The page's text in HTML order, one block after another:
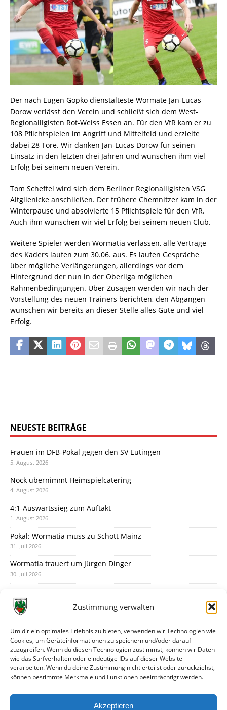
Zustimmung verwalten
Um dir ein optimales Erlebnis zu bieten, verwenden wir Technologien wie
Cookies, um Geräteinformationen zu speichern und/oder darauf
zuzugreifen. Wenn du diesen Technologien zustimmst, können wir Daten
wie das Surfverhalten oder eindeutige IDs auf dieser Website
verarbeiten. Wenn du deine Zustimmung nicht erteilst oder zurückziehst,
können bestimmte Merkmale und Funktionen beeinträchtigt werden.
Akzeptieren
Der nach Eugen Gopko dienstälteste Wormate Jan-Lucas
Dorow verlässt den Verein und schließt sich dem West-
Regionalligisten Rot-Weiss Essen an. Für den VfR kam er zu
108 Pflichtspielen im Angriff und Mittelfeld und erzielte
dabei 28 Tore. Wir danken Jan-Lucas Dorow für seinen
Einsatz in den letzten drei Jahren und wünschen ihm viel
Erfolg bei seinem neuen Verein.
Tom Scheffel wird sich dem Berliner Regionalligisten VSG
Altglienicke anschließen. Der frühere Chemnitzer kam in der
Winterpause und absolvierte 15 Pflichtspiele für den VfR.
Auch ihm wünschen wir viel Erfolg bei seinem neuen Club.
Weitere Spieler werden Wormatia verlassen, alle Verträge
des Kaders laufen zum 30.06. aus. Es laufen Gespräche
über mögliche Verlängerungen, allerdings vor dem
Hintergrund der nun in der Oberliga möglichen
Rahmenbedingungen. Über Zusagen werden wir nach der
Vorstellung des neuen Trainers berichten, den Abgängen
wünschen wir bereits an dieser Stelle alles Gute und viel
Erfolg.
NEUESTE BEITRÄGE
Frauen im DFB-Pokal gegen den SV Eutingen
5. August 2026
Nock übernimmt Heimspielcatering
4. August 2026
4:1-Auswärtssieg zum Auftakt
1. August 2026
Pokal: Wormatia muss zu Schott Mainz
31. Juli 2026
Wormatia trauert um Jürgen Dinger
30. Juli 2026
28. Juli 2026
28. Juli 2026
Neue Podcast-Folge: So tickt Björn!
27. Juli 2026
Eindrücke vom Stadionfest
Unterhaltsamer Abschlusstest mit später Niederlage